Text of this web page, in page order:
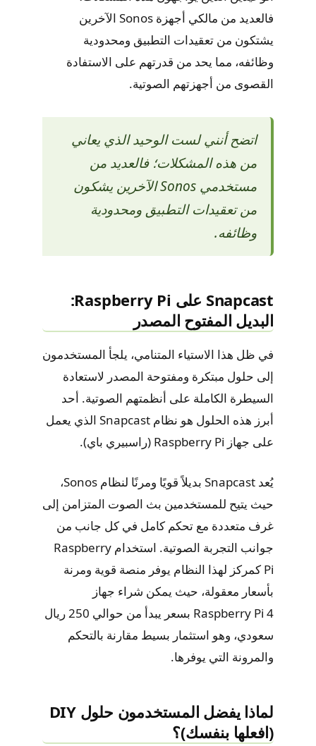
فالعديد من مالكي أجهزة Sonos الآخرين
يشتكون من تعقيدات التطبيق ومحدودية
وظائفه، مما يحد من قدرتهم على الاستفادة
القصوى من أجهزتهم الصوتية.
اتضح أنني لست الوحيد الذي يعاني
من هذه المشكلات؛ فالعديد من
مستخدمي Sonos الآخرين يشكون
من تعقيدات التطبيق ومحدودية
وظائفه.
Snapcast على Raspberry Pi:
البديل المفتوح المصدر
في ظل هذا الاستياء المتنامي، يلجأ المستخدمون
إلى حلول مبتكرة ومفتوحة المصدر لاستعادة
السيطرة الكاملة على أنظمتهم الصوتية. أحد
أبرز هذه الحلول هو نظام Snapcast الذي يعمل
على جهاز Raspberry Pi (راسبيري باي).
يُعد Snapcast بديلاً قويًا ومرنًا لنظام Sonos،
حيث يتيح للمستخدمين بث الصوت المتزامن إلى
غرف متعددة مع تحكم كامل في كل جانب من
جوانب التجربة الصوتية. استخدام Raspberry
Pi كمركز لهذا النظام يوفر منصة قوية ومرنة
بأسعار معقولة، حيث يمكن شراء جهاز
Raspberry Pi 4 بسعر يبدأ من حوالي 250 ريال
سعودي، وهو استثمار بسيط مقارنة بالتحكم
والمرونة التي يوفرها.
لماذا يفضل المستخدمون حلول DIY
(افعلها بنفسك)؟